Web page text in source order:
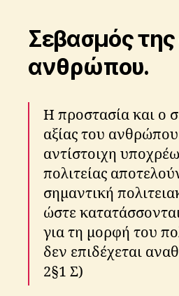
Σεβασμός της
ανθρώπου.
Η προστασία και ο
αξίας του
αντίστοιχη
πολιτείας
σημαντική
ώστε κατατάσσονται
για τη μορφή του
δεν επιδέχεται
2§1 Σ)